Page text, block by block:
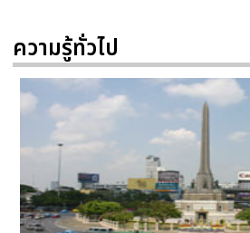
ความรู้ทั่วไป